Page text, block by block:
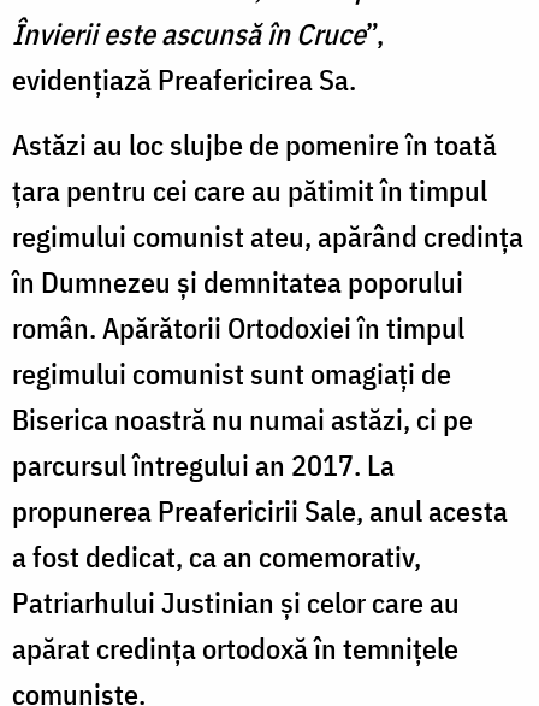
Învierii este ascunsă în Cruce”,
evidenţiază Preafericirea Sa.
Astăzi au loc slujbe de pomenire în toată
țara pentru cei care au pătimit în timpul
regimului comunist ateu, apărând credinţa
în Dumnezeu şi demnitatea poporului
român. Apărătorii Ortodoxiei în timpul
regimului comunist sunt omagiaţi de
Biserica noastră nu numai astăzi, ci pe
parcursul întregului an 2017. La
propunerea Preafericirii Sale, anul acesta
a fost dedicat, ca an comemorativ,
Patriarhului Justinian şi celor care au
apărat credinţa ortodoxă în temniţele
comuniste.